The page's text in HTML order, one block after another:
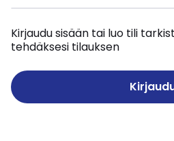
Kirjaudu sisään tai luo tili
tehdäksesi tilauksen